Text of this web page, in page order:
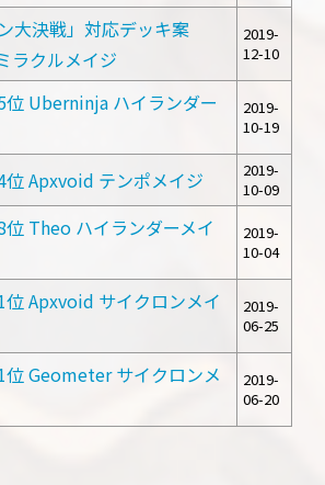
大決戦」対応デッキ案
ラクルメイジ
2019-
12-10
位 Uberninja ハイランダー
2019-
10-19
位 Apxvoid テンポメイジ
2019-
10-09
Theo ハイランダーメイ
2019-
10-04
位 Apxvoid サイクロンメイ
2019-
06-25
位 Geometer サイクロンメ
2019-
06-20